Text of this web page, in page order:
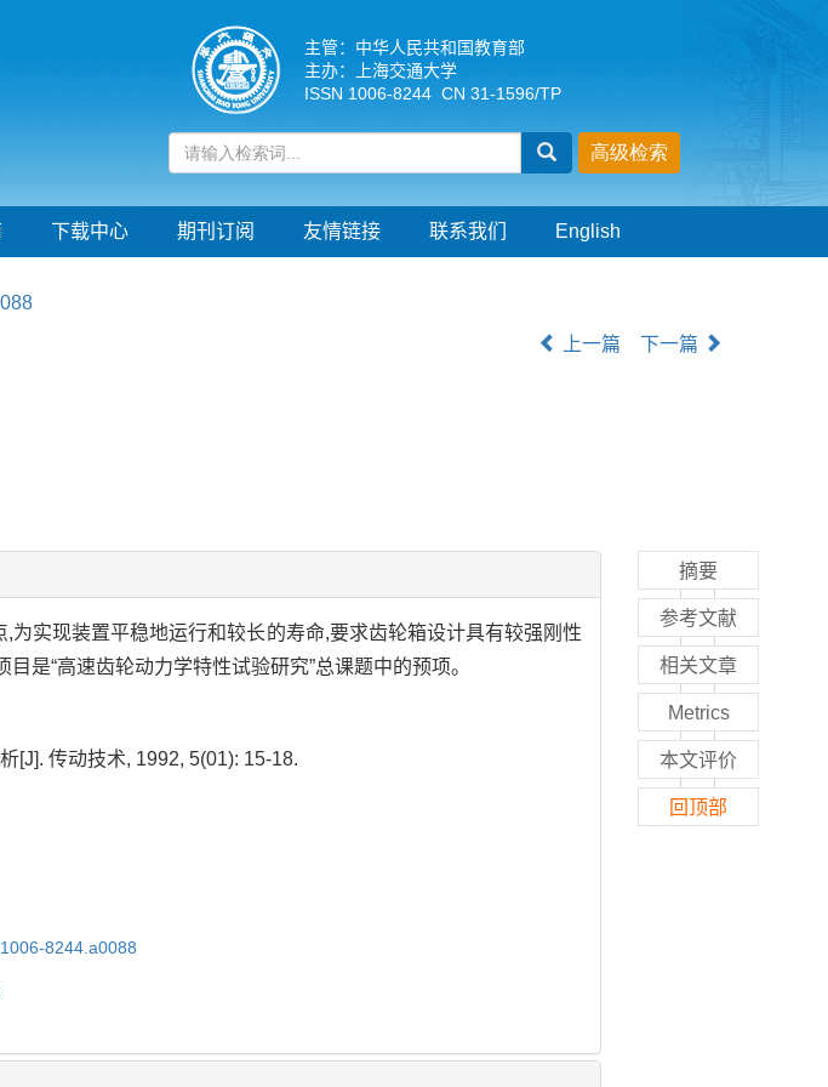
主管：中华人民共和国教育部
主办：上海交通大学
ISSN 1006-8244 CN 31-1596/TP
下载中心 期刊订阅 友情链接 联系我们 English
上一篇 下一篇
实现装置平稳地运行和较长的寿命,要求齿轮箱设计具有较强刚性
是“高速齿轮动力学特性试验研究”总课题中的预项。
[J]. 传动技术, 1992, 5(01): 15-18.
8244.a0088
摘要
参考文献
相关文章
Metrics
本文评价
回顶部